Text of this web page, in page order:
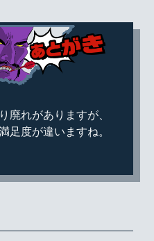
廃れがありますが、
足度が違いますね。